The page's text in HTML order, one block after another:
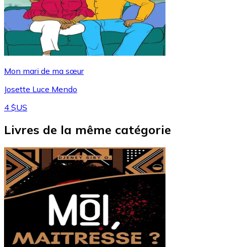
Mon mari de ma sœur
Josette Luce Mendo
4 $US
Livres de la même catégorie